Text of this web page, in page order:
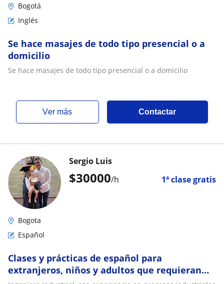
Bogotá
Inglés
Se hace masajes de todo tipo presencial o a
domicilio
Se hace masajes de todo tipo presencial o a domicilio
ver más Contactar
$30000/h 1ª clase gratis
Sergio Luis
Bogota
Español
Clases y prácticas de español para
extranjeros, niños y adultos que requieran